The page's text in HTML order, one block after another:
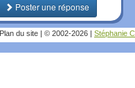
Poster une réponse
Plan du site © 2002-2026 Stéphanie C